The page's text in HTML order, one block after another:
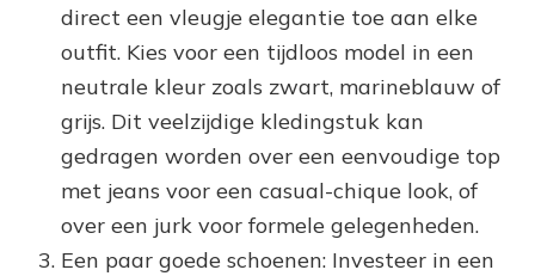
direct een vleugje elegantie toe aan elke
outfit. Kies voor een tijdloos model in een
neutrale kleur zoals zwart, marineblauw of
grijs. Dit veelzijdige kledingstuk kan
gedragen worden over een eenvoudige top
met jeans voor een casual-chique look, of
over een jurk voor formele gelegenheden.
Een paar goede schoenen: Investeer in een